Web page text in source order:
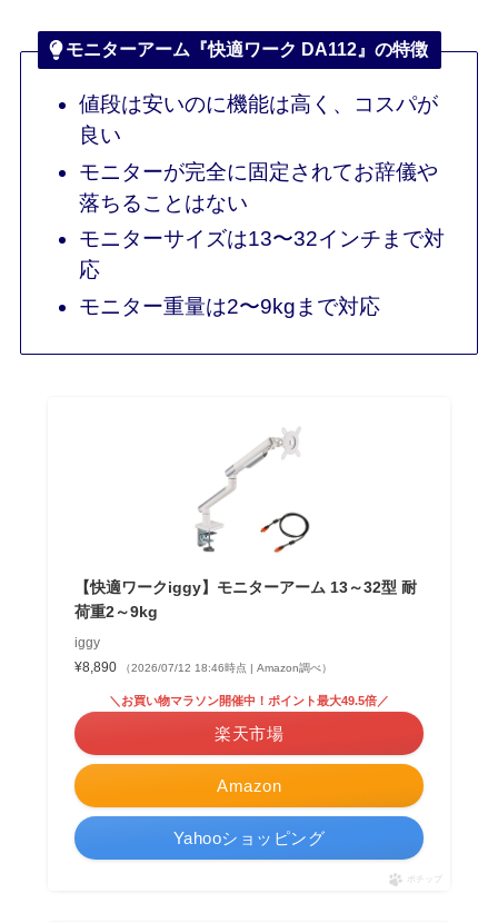
モニターアーム『快適ワーク DA112』の特徴
値段は安いのに機能は高く、コスパが
良い
モニターが完全に固定されてお辞儀や
落ちることはない
モニターサイズは13〜32インチまで対
応
モニター重量は2〜9kgまで対応
【快適ワークiggy】モニターアーム 13～32型 耐
荷重2～9kg
iggy
¥8,890
（2026/07/12 18:46時点 | Amazon調べ）
Amazon
＼お買い物マラソン開催中！ポイント最大49.5倍／
楽天市場
Yahooショッピング
ポチップ